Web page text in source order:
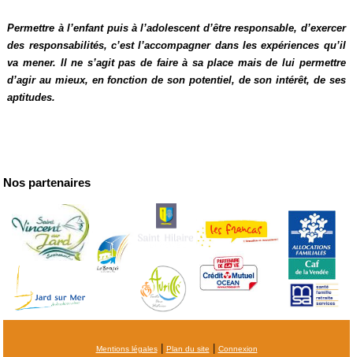
Permettre à l’enfant puis à l’adolescent d’être responsable, d’exercer
des responsabilités, c’est l’accompagner dans les expériences qu’il
va mener. Il ne s’agit pas de faire à sa place mais de lui permettre
d’agir au mieux, en fonction de son potentiel, de son intérêt, de ses
aptitudes.
Nos partenaires
Mentions légales| Plan du site Connexion